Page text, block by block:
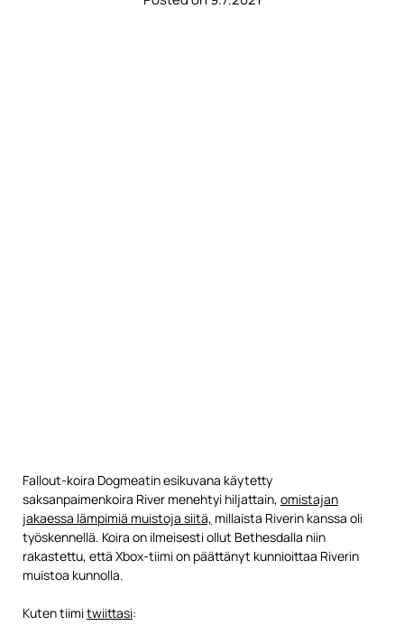
Fallout-koira Dogmeatin esikuvana käytetty
saksanpaimenkoira River menehtyi hiljattain, omistajan
jakaessa lämpimiä muistoja siitä, millaista Riverin kanssa oli
työskennellä. Koira on ilmeisesti ollut Bethesdalla niin
rakastettu, että Xbox-tiimi on päättänyt kunnioittaa Riverin
muistoa kunnolla.
Kuten tiimitwiittasi: